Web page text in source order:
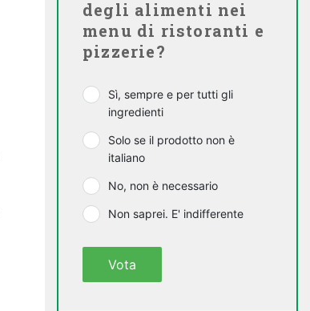
degli alimenti nei
menu di ristoranti e
pizzerie?
Sì, sempre e per tutti gli
ingredienti
Solo se il prodotto non è
italiano
No, non è necessario
Non saprei. E' indifferente
Vota